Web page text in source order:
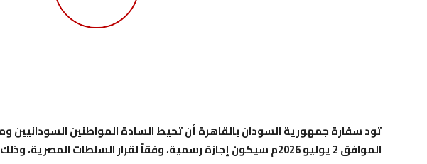
تود سفارة جمهورية السودان بالقاهرة أن تحيط السادة المواطنين السودانيين
الموافق 2 يوليو 2026م سيكون إجازة رسمية، وفقاً لقرار السلطات المصرية، وذلك بمناسبة ذكرى ثورة 30 يونيو المجيدة.